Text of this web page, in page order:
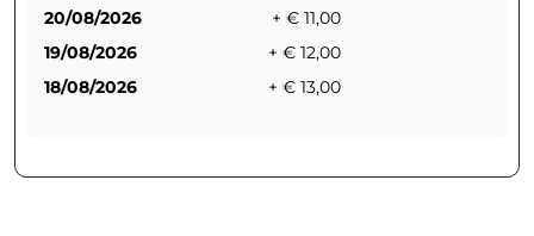
20/08/2026
+ € 11,00
19/08/2026
+ € 12,00
18/08/2026
+ € 13,00